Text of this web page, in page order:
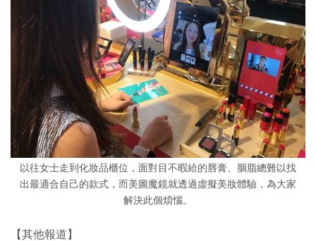
以往女士走到化妝品櫃位，面對目不暇給的唇膏、胭脂總難以找
出最適合自己的款式，而美圖魔鏡就透過虛擬美妝體驗，為大家
解決此個煩惱。
【其他報道】